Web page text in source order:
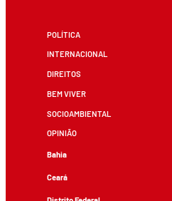
POLÍTICA
INTERNACIONAL
DIREITOS
BEM VIVER
SOCIOAMBIENTAL
OPINIÃO
Bahia
Ceará